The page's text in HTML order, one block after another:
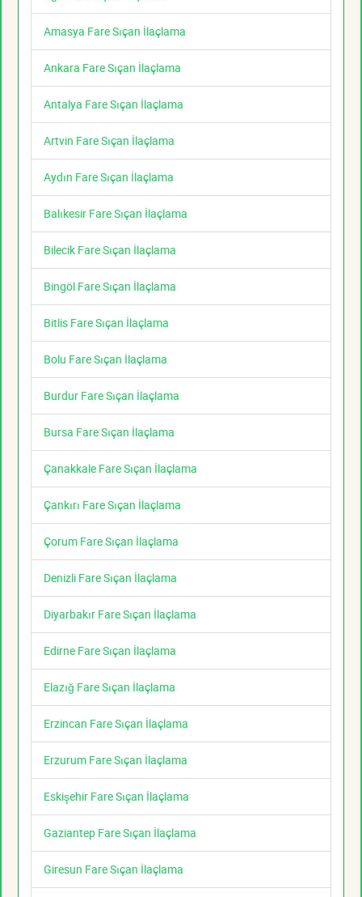
Amasya Fare Sıçan İlaçlama
Ankara Fare Sıçan İlaçlama
Antalya Fare Sıçan İlaçlama
Artvin Fare Sıçan İlaçlama
Aydın Fare Sıçan İlaçlama
Balıkesir Fare Sıçan İlaçlama
Bilecik Fare Sıçan İlaçlama
Bingöl Fare Sıçan İlaçlama
Bitlis Fare Sıçan İlaçlama
Bolu Fare Sıçan İlaçlama
Burdur Fare Sıçan İlaçlama
Bursa Fare Sıçan İlaçlama
Çanakkale Fare Sıçan İlaçlama
Çankırı Fare Sıçan İlaçlama
Çorum Fare Sıçan İlaçlama
Denizli Fare Sıçan İlaçlama
Diyarbakır Fare Sıçan İlaçlama
Edirne Fare Sıçan İlaçlama
Elazığ Fare Sıçan İlaçlama
Erzincan Fare Sıçan İlaçlama
Erzurum Fare Sıçan İlaçlama
Eskişehir Fare Sıçan İlaçlama
Gaziantep Fare Sıçan İlaçlama
Giresun Fare Sıçan İlaçlama